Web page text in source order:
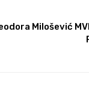
Milošević